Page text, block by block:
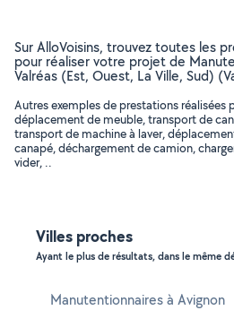
Sur AlloVoisins, trouvez toutes les
pour réaliser votre projet de
Valréas (Est, Ouest, La Ville, Sud)
Autres exemples de prestations réalisées
déplacement de meuble, transport de
transport de machine à laver,
canapé, déchargement de camion,
vider, ..
Villes proches
Ayant le plus de résultats, dans le même
Manutentionnaires à Avignon